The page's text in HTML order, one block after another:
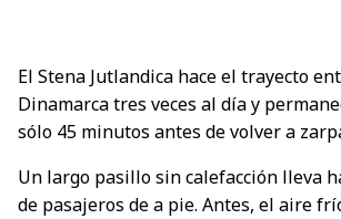
El Stena Jutlandica hace el trayecto
Dinamarca tres veces al día y
sólo 45 minutos antes de volver a
Un largo pasillo sin calefacción lleva
de pasajeros de a pie. Antes, el aire